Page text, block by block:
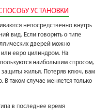
УСТАНОВКИ
непосредственно внутрь
вид. Если говорить о типе
дверей можно
евро цилиндром. На
наибольшим спросом,
защиты жилья. Потеряв ключ, вам
В таком случае меняется только
в последнее время